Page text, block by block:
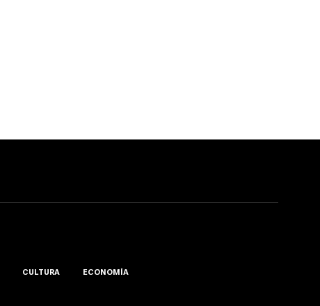
CULTURA ECONOMÍA